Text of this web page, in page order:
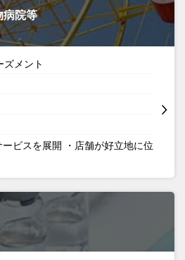
病院等
ズメント
ービスを展開 ・店舗が好立地に位